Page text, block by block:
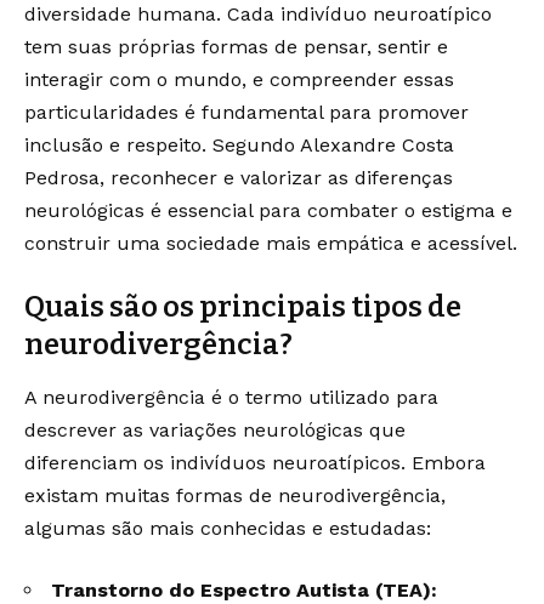
diversidade humana. Cada indivíduo neuroatípico
tem suas próprias formas de pensar, sentir e
interagir com o mundo, e compreender essas
particularidades é fundamental para promover
inclusão e respeito. Segundo Alexandre Costa
Pedrosa, reconhecer e valorizar as diferenças
neurológicas é essencial para combater o estigma e
construir uma sociedade mais empática e acessível.
Quais são os principais tipos de
neurodivergência?
A neurodivergência é o termo utilizado para
descrever as variações neurológicas que
diferenciam os indivíduos neuroatípicos. Embora
existam muitas formas de neurodivergência,
algumas são mais conhecidas e estudadas:
Transtorno do Espectro Autista (TEA):